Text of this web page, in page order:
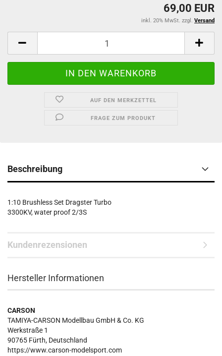
69,00 EUR
inkl. 20% MwSt. zzgl. Versand
AUF DEN MERKZETTEL
FRAGE ZUM PRODUKT
Beschreibung
1:10 Brushless Set Dragster Turbo
3300KV, water proof 2/3S
Kundenrezensionen
Hersteller Informationen
CARSON
TAMIYA-CARSON Modellbau GmbH & Co. KG
Werkstraße 1
90765 Fürth, Deutschland
https://www.carson-modelsport.com